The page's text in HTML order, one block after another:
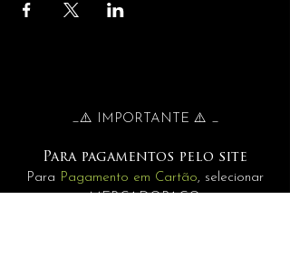
_⚠️ IMPORTANTE ⚠️ _
Para pagamentos pelo site
Para Pagamento em Cartão, selecionar
MERCADOPAGO.